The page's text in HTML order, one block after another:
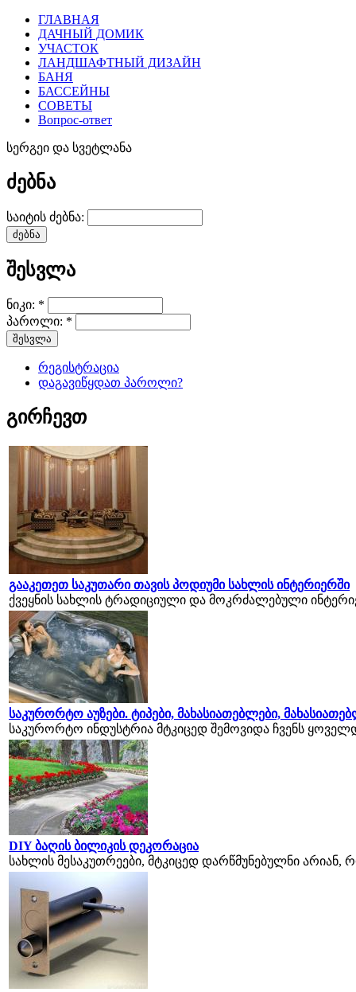
ГЛАВНАЯ
ДАЧНЫЙ ДОМИК
УЧАСТОК
ЛАНДШАФТНЫЙ ДИЗАЙН
БАНЯ
БАССЕЙНЫ
СОВЕТЫ
Вопрос-ответ
სერგეი და სვეტლანა
ძებნა
საიტის ძებნა:
შესვლა
ნიკი: *
პაროლი: *
რეგისტრაცია
დაგავიწყდათ პაროლი?
გირჩევთ
გააკეთეთ საკუთარი თავის პოდიუმი სახლის ინტერიერში
ქვეყნის სახლის ტრადიციული და მოკრძალებული
საკურორტო აუზები. ტიპები, მახასიათებლები,
საკურორტო ინდუსტრია მტკიცედ შემოვიდა ჩვენს
DIY ბაღის ბილიკის დეკორაცია
სახლის მესაკუთრეები, მტკიცედ დარწმუნებულნი